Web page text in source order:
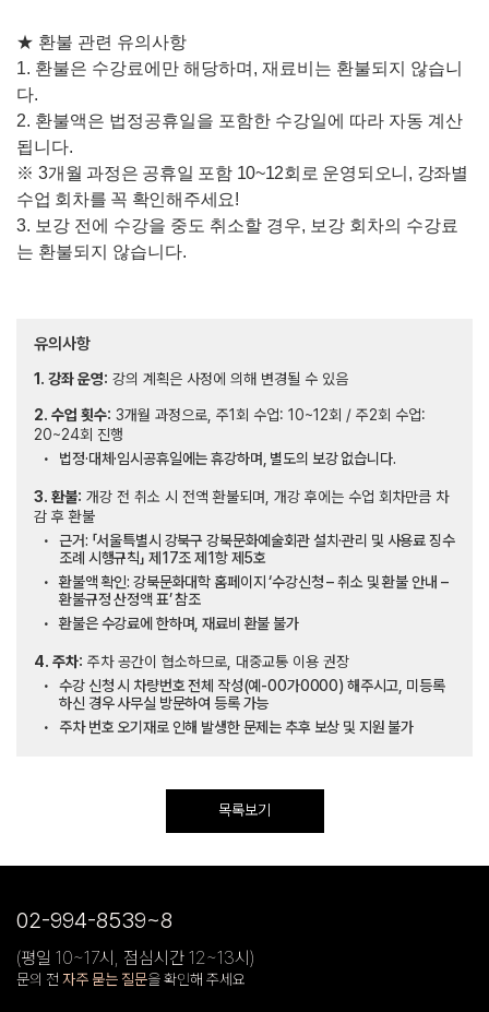
★ 환불 관련 유의사항
1. 환불은 수강료에만 해당하며 , 재료비는 환불되지 않습니
다.
2. 환불액은 법정공휴일을 포함한 수강일에 따라 자동 계산
됩니다.
※ 3개 월 과정은 공휴일 포함 10~12회로 운영되오니 , 강좌별
수업 회차를 꼭 확인해주세요!
3. 보강 전에 수강을 중도 취소할 경우, 보강 회차의 수강료
는 환불되지 않습니다.
유의사항
1. 강좌 운영: 강의 계획은 사정에 의해 변경될 수 있음
2. 수업 횟수: 3개월 과정으로, 주1회 수업: 10~12회 / 주2회 수업:
20~24회 진행
법정·대체·임시공휴일에는 휴강하며, 별도의 보강 없습니다.
3. 환불: 개강 전 취소 시 전액 환불되며, 개강 후에는 수업 회차만큼 차
감 후 환불
근거: 「서울특별시 강북구 강북문화예술회관 설치·관리 및 사용료 징수
조례 시행규칙」 제17조 제1항 제5호
환불액 확인: 강북문화대학 홈페이지 ‘수강신청 – 취소 및 환불 안내 –
환불규정 산정액 표’ 참조
환불은 수강료에 한하며, 재료비 환불 불가
4. 주차: 주차 공간이 협소하므로, 대중교통 이용 권장
수강 신청 시 차량번호 전체 작성(예-00가0000) 해주시고, 미등록
하신 경우 사무실 방문하여 등록 가능
주차 번호 오기재로 인해 발생한 문제는 추후 보상 및 지원 불가
목록보기
02-994-8539~8
(평일 10~17시, 점심시간 12~13시)
문의 전 자주 묻는 질문을 확인해 주세요